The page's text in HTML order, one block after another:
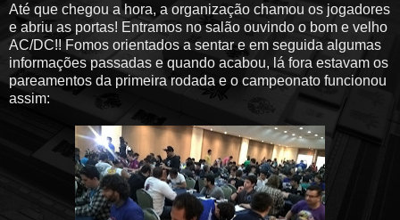
Até que chegou a hora, a organização chamou os jogadores
e abriu as portas! Entramos no salão ouvindo o bom e velho
AC/DC!! Fomos orientados a sentar e em seguida algumas
informações passadas e quando acabou, lá fora estavam os
pareamentos da primeira rodada e o campeonato funcionou
assim: